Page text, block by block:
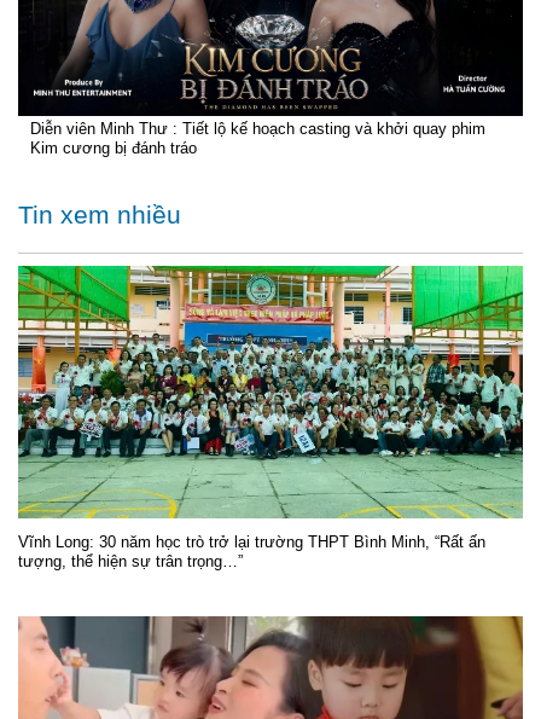
Diễn viên Minh Thư : Tiết lộ kế hoạch casting và khởi quay phim
Kim cương bị đánh tráo
Tin xem nhiều
Vĩnh Long: 30 năm học trò trở lại trường THPT Bình Minh, “Rất ấn
tượng, thể hiện sự trân trọng…”